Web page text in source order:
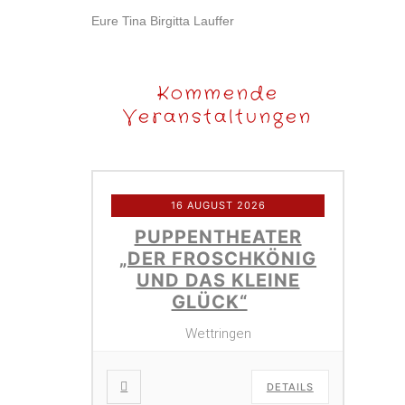
Eure Tina Birgitta Lauffer
Kommende
Veranstaltungen
16 AUGUST 2026
PUPPENTHEATER
„DER FROSCHKÖNIG
UND DAS KLEINE
GLÜCK“
Wettringen
DETAILS